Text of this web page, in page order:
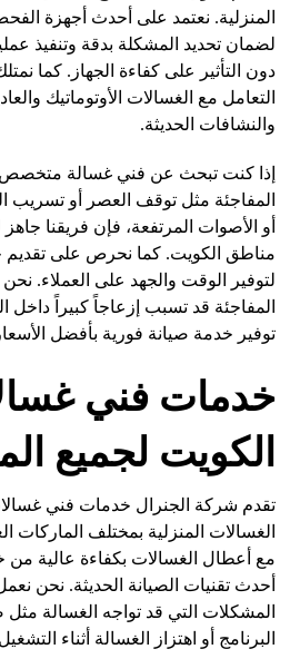
المنزلية. نعتمد على أحدث أجهزة
لضمان تحديد المشكلة بدقة وتنفيذ
دون التأثير على كفاءة الجهاز. كما
التعامل مع الغسالات الأوتوماتيك
والنشافات الحديثة.
إذا كنت تبحث عن فني غسالة متخصص
المفاجئة مثل توقف العصر أو تسريب
أو الأصوات المرتفعة، فإن فريقنا
مناطق الكويت. كما نحرص على تقديم
لتوفير الوقت والجهد على العملاء.
المفاجئة قد تسبب إزعاجاً كبيراً داخل
توفير خدمة صيانة فورية بأفضل
خدمات فني
الكويت لجميع
تقدم شركة الجنرال خدمات فني
الغسالات المنزلية بمختلف الماركات
مع أعطال الغسالات بكفاءة عالية
أحدث تقنيات الصيانة الحديثة. نحن
المشكلات التي قد تواجه الغسالة
البرنامج أو اهتزاز الغسالة أثناء